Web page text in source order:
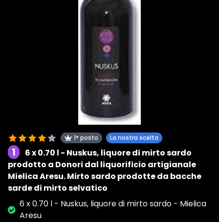
1° posto La nostra scelta
1
6 x 0.70 l - Nuskus, liquore di mirto sardo
prodotto a Donori dal liquorificio artigianale
Mielica Aresu. Mirto sardo prodotte da bacche
sarde di mirto selvatico
6 x 0.70 l - Nuskus, liquore di mirto sardo - Mielica
Aresu